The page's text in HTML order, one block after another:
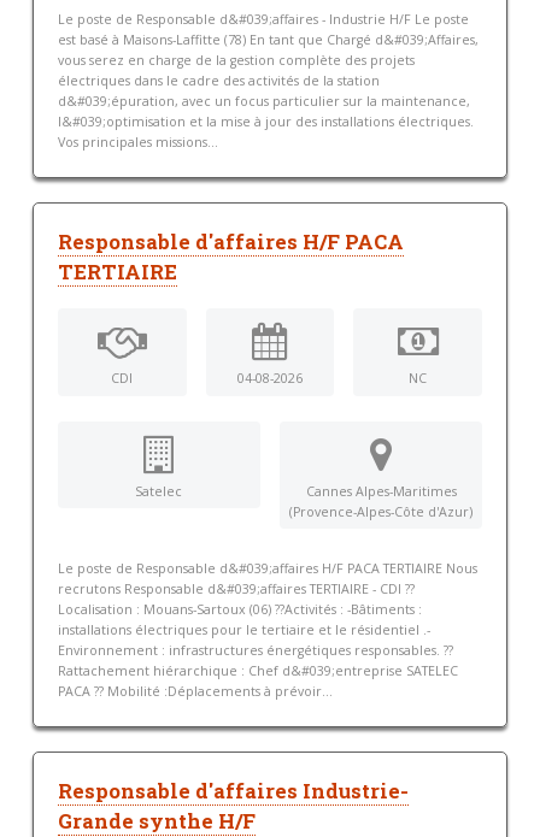
Le poste de Responsable d&#039;affaires - Industrie H/F Le poste
est basé à Maisons-Laffitte (78) En tant que Chargé d&#039;Affaires,
vous serez en charge de la gestion complète des projets
électriques dans le cadre des activités de la station
d&#039;épuration, avec un focus particulier sur la maintenance,
l&#039;optimisation et la mise à jour des installations électriques.
Vos principales missions...
Responsable d'affaires H/F PACA
TERTIAIRE
CDI 04-08-2026 NC
Satelec
Cannes Alpes-Maritimes
(Provence-Alpes-Côte d'Azur)
Le poste de Responsable d&#039;affaires H/F PACA TERTIAIRE Nous
recrutons Responsable d&#039;affaires TERTIAIRE - CDI ??
Localisation : Mouans-Sartoux (06) ??Activités : -Bâtiments :
installations électriques pour le tertiaire et le résidentiel .-
Environnement : infrastructures énergétiques responsables. ??
Rattachement hiérarchique : Chef d&#039;entreprise SATELEC
PACA ?? Mobilité :Déplacements à prévoir...
Responsable d'affaires Industrie-
Grande synthe H/F